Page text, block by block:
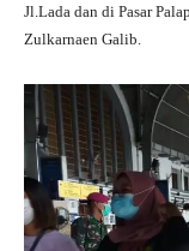
Jl.Lada dan di Pasar
Zulkarnaen Galib.